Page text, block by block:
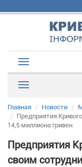
Главная Новости
Предприятия
14,5 миллиона гривен
Предприятия
своим